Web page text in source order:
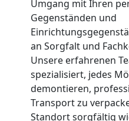
Umgang mit Ihren
Gegenständen und
an Sorgfalt und
Unsere erfahrenen
spezialisiert, jedes
demontieren,
Transport zu
Standort sorgfältig
Umzug
und
Lagerung